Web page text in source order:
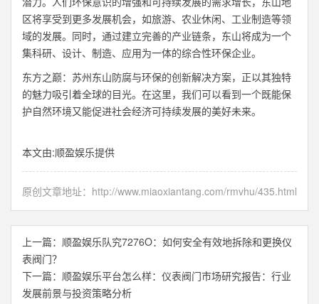
区将享受到更多发展机会，如旅游、农业休闲、工业制造等领
域的发展。同时，通过建立完善的产业链条，东山将成为一个
集科研、设计、制造、应用为一体的综合性环保企业。
东方之巅：苏州东山防腐与环保的创新解决方案，正以其独特
的魅力吸引着全球的目光。在这里，我们可以看到一个既能保
护自然环境又能促进社会经济可持续发展的美好未来。
本文由:顺盈娱乐提供
原创文章地址： http://www.miaoxiantang.com/rmvhu/435.html
上一篇： 顺盈娱乐队究7276O：如何安全有效地拆除和更换仪
表阀门？
下一篇： 顺盈娱乐平台怎么样：仪表阀门市场研究报告：行业
发展前景与投资策略分析